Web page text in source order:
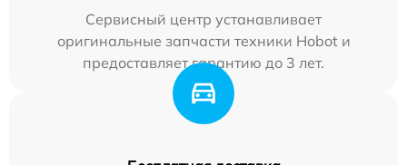
Сервисный центр устанавливает
оригинальные запчасти техники Hobot и
предоставляет гарантию до 3 лет.